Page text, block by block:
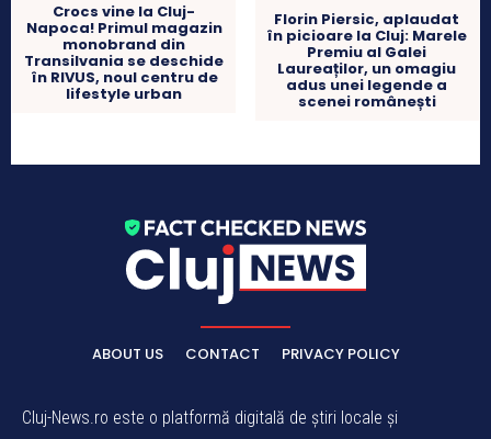
Crocs vine la Cluj-
Napoca! Primul magazin
monobrand din
Transilvania se deschide
în RIVUS, noul centru de
lifestyle urban
Florin Piersic, aplaudat
în picioare la Cluj: Marele
Premiu al Galei
Laureaților, un omagiu
adus unei legende a
scenei românești
ABOUT US CONTACT PRIVACY POLICY
Cluj-News.ro este o platformă digitală de știri locale și